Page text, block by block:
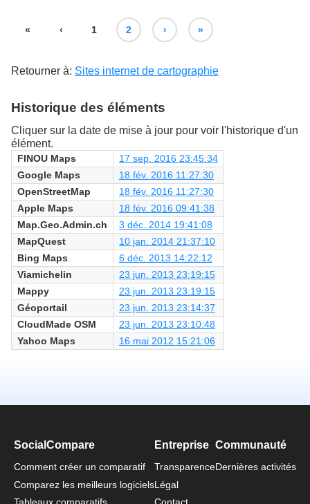
« ‹ 1 2 › »
Retourner à: Sites internet de cartographie
Historique des éléments
Cliquer sur la date de mise à jour pour voir l'historique d'un
élément.
FINOU Maps
17 sep. 2016 23:45:34
Google Maps
18 fév. 2016 11:27:30
OpenStreetMap
18 fév. 2016 11:27:30
Apple Maps
18 fév. 2016 09:41:38
Map.Geo.Admin.ch
3 déc. 2014 19:41:08
MapQuest
10 jan. 2014 21:37:10
Bing Maps
6 déc. 2013 14:22:12
Viamichelin
23 jun. 2013 23:19:15
Mappy
23 jun. 2013 23:19:15
Géoportail
23 jun. 2013 23:14:37
CloudMade OSM
23 jun. 2013 23:10:48
Yahoo Maps
16 mai 2012 15:21:06
SocialCompare
Comment créer un comparatif
Comparez les meilleurs logiciels
Entreprise
Transparence
Légal
Communauté
Dernières activités